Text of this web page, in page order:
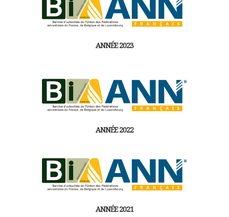
ANNÉE 2023
ANNÉE 2022
ANNÉE 2021